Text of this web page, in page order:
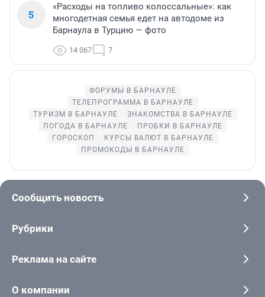
5
«Расходы на топливо колоссальные»: как
многодетная семья едет на автодоме из
Барнаула в Турцию — фото
14 067 7
ФОРУМЫ В БАРНАУЛЕ
ТЕЛЕПРОГРАММА В БАРНАУЛЕ
ТУРИЗМ В БАРНАУЛЕ
ЗНАКОМСТВА В БАРНАУЛЕ
ПОГОДА В БАРНАУЛЕ
ПРОБКИ В БАРНАУЛЕ
ГОРОСКОП
КУРСЫ ВАЛЮТ В БАРНАУЛЕ
ПРОМОКОДЫ В БАРНАУЛЕ
Сообщить новость
Рубрики
Реклама на сайте
О компании